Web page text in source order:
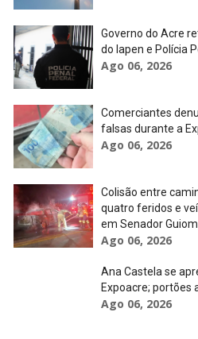
Governo do Acre
do Iapen e Polícia
Ago 06, 2026
Comerciantes
falsas durante a
Ago 06, 2026
Colisão entre
quatro feridos e
em Senador
Ago 06, 2026
Ana Castela se
Expoacre; portões
Ago 06, 2026